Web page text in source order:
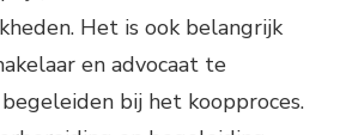
Het is ook belangrijk
en advocaat te
bij het koopproces.